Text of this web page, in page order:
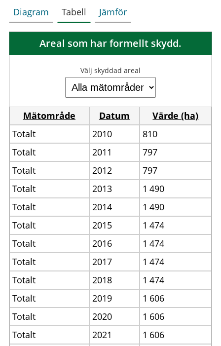
Diagram Tabell Jämför
Areal som har formellt skydd.
Välj skyddad areal
Mätområde Datum
Värde (ha)
Totalt
2010
810
Totalt
2011
797
Totalt
2012
797
Totalt
2013 1 490
Totalt
2014 1 490
Totalt
2015 1 474
Totalt
2016 1 474
Totalt
2017 1 474
Totalt
2018 1 474
Totalt
2019 1 606
Totalt
2020 1 606
Totalt
2021 1 606